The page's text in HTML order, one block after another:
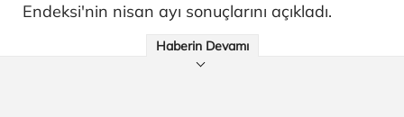
Endeksi'nin nisan ayı sonuçlarını açıkladı.
Haberin Devamı